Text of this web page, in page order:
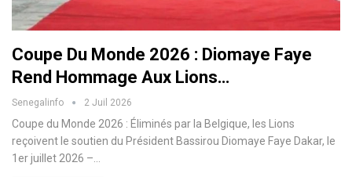
Coupe Du Monde 2026 : Diomaye Faye
Rend Hommage Aux Lions…
Senegalinfo 2 Juil 2026
Coupe du Monde 2026 : Éliminés par la Belgique, les Lions
reçoivent le soutien du Président Bassirou Diomaye Faye Dakar, le
1er juillet 2026 –…